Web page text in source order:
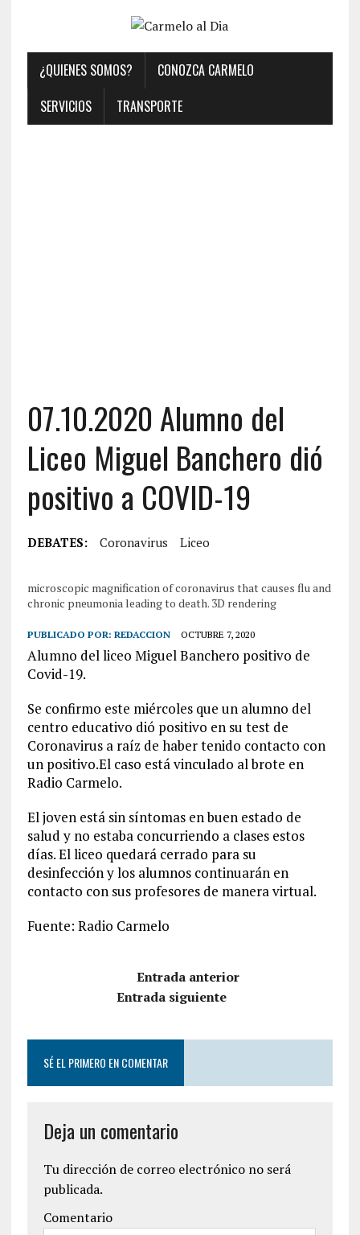
¿QUIENES SOMOS?
CONOZCA CARMELO
SERVICIOS
TRANSPORTE
07.10.2020 Alumno del
Liceo Miguel Banchero dió
positivo a COVID-19
DEBATES: Coronavirus Liceo
microscopic magnification of coronavirus that causes flu and
chronic pneumonia leading to death. 3D rendering
PUBLICADO POR: REDACCION OCTUBRE 7, 2020
Alumno del liceo Miguel Banchero positivo de
Covid-19.
Se confirmo este miércoles que un alumno del
centro educativo dió positivo en su test de
Coronavirus a raíz de haber tenido contacto con
un positivo.El caso está vinculado al brote en
Radio Carmelo.
El joven está sin síntomas en buen estado de
salud y no estaba concurriendo a clases estos
días. El liceo quedará cerrado para su
desinfección y los alumnos continuarán en
contacto con sus profesores de manera virtual.
Fuente: Radio Carmelo
Entrada anterior
Entrada siguiente
SÉ EL PRIMERO EN COMENTAR
Deja un comentario
Tu dirección de correo electrónico no será
publicada.
Comentario